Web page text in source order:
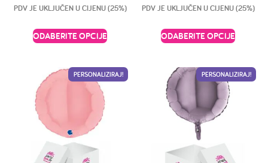
PDV JE UKLJUČEN U CIJENU (25%)
ODABERITE OPCIJE
PDV JE UKLJUČEN U CIJENU (25%)
ODABERITE OPCIJE
PERSONALIZIRAJ! PERSONALIZIRAJ!